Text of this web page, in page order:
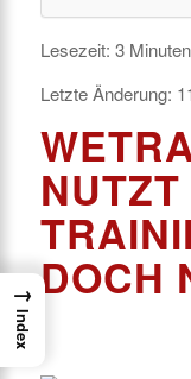
Lesezeit: 3 Minuten
Letzte Änderung:
DOCH
→
Index